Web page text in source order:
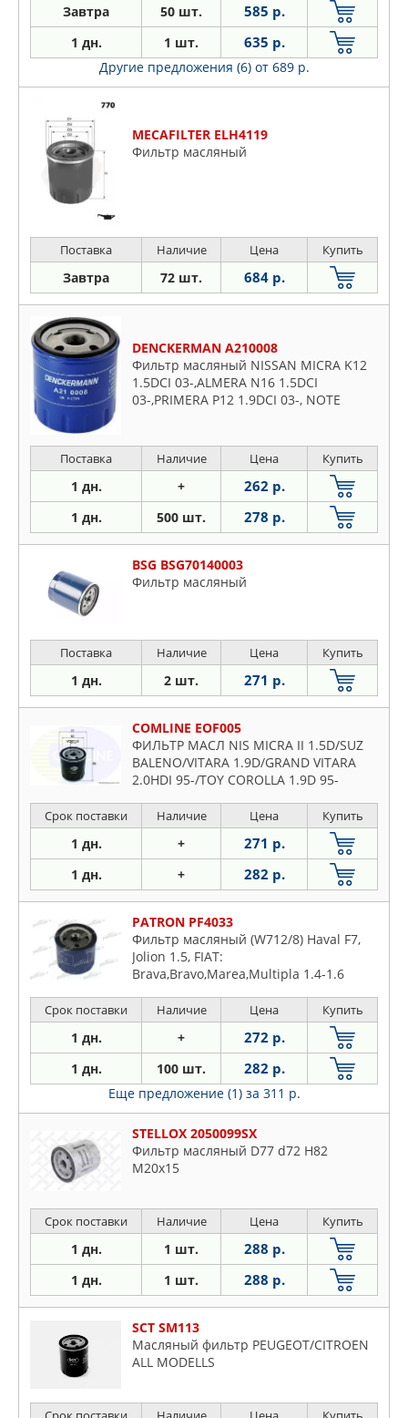
Завтра 50 шт. 585 р.
1 дн. 1 шт. 635 р.
Другие предложения (6) от 689 р.
MECAFILTER ELH4119
Фильтр масляный
Поставка Наличие Цена Купить
Завтра 72 шт. 684 р.
DENCKERMAN A210008
Фильтр масляный NISSAN MICRA K12
1.5DCI 03-,ALMERA N16 1.5DCI
03-,PRIMERA P12 1.9DCI 03-, NOTE
Поставка Наличие Цена Купить
1 дн. + 262 р.
1 дн. 500 шт. 278 р.
BSG BSG70140003
Фильтр масляный
Поставка Наличие Цена Купить
1 дн. 2 шт. 271 р.
COMLINE EOF005
ФИЛЬТР МАСЛ NIS MICRA II 1.5D/SUZ
BALENO/VITARA 1.9D/GRAND VITARA
2.0HDI 95-/TOY COROLLA 1.9D 95-
Срок поставки Наличие Цена Купить
1 дн. + 271 р.
1 дн. + 282 р.
PATRON PF4033
Фильтр масляный (W712/8) Haval F7,
Jolion 1.5, FIAT:
Brava,Bravo,Marea,Multipla 1.4-1.6
Jumper 96-00, PEUGEOT:Boxer 94-02
Срок поставки Наличие Цена Купить
1 дн. + 272 р.
1 дн. 100 шт. 282 р.
Еще предложение (1) за 311 р.
STELLOX 2050099SX
Фильтр масляный D77 d72 H82
M20x15
Срок поставки Наличие Цена Купить
1 дн. 1 шт. 288 р.
1 дн. 1 шт. 288 р.
SCT SM113
Масляный фильтр PEUGEOT/CITROEN
ALL MODELLS